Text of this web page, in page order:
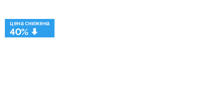
цена снижена
40%